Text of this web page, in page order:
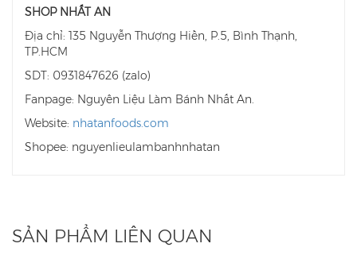
SHOP NHẤT AN
Địa chỉ: 135 Nguyễn Thượng Hiền, P.5, Bình Thạnh,
TP.HCM
SDT: 0931847626 (zalo)
Fanpage: Nguyên Liệu Làm Bánh Nhất An.
Website: nhatanfoods.com
Shopee: nguyenlieulambanhnhatan
SẢN PHẨM LIÊN QUAN